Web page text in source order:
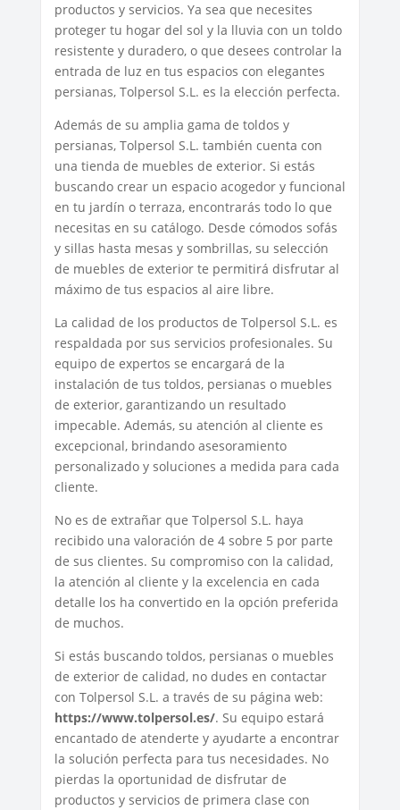
productos y servicios. Ya sea que necesites
proteger tu hogar del sol y la lluvia con un toldo
resistente y duradero, o que desees controlar la
entrada de luz en tus espacios con elegantes
persianas, Tolpersol S.L. es la elección perfecta.
Además de su amplia gama de toldos y
persianas, Tolpersol S.L. también cuenta con
una tienda de muebles de exterior. Si estás
buscando crear un espacio acogedor y funcional
en tu jardín o terraza, encontrarás todo lo que
necesitas en su catálogo. Desde cómodos sofás
y sillas hasta mesas y sombrillas, su selección
de muebles de exterior te permitirá disfrutar al
máximo de tus espacios al aire libre.
La calidad de los productos de Tolpersol S.L. es
respaldada por sus servicios profesionales. Su
equipo de expertos se encargará de la
instalación de tus toldos, persianas o muebles
de exterior, garantizando un resultado
impecable. Además, su atención al cliente es
excepcional, brindando asesoramiento
personalizado y soluciones a medida para cada
cliente.
No es de extrañar que Tolpersol S.L. haya
recibido una valoración de 4 sobre 5 por parte
de sus clientes. Su compromiso con la calidad,
la atención al cliente y la excelencia en cada
detalle los ha convertido en la opción preferida
de muchos.
Si estás buscando toldos, persianas o muebles
de exterior de calidad, no dudes en contactar
con Tolpersol S.L. a través de su página web:
https://www.tolpersol.es/. Su equipo estará
encantado de atenderte y ayudarte a encontrar
la solución perfecta para tus necesidades. No
pierdas la oportunidad de disfrutar de
productos y servicios de primera clase con